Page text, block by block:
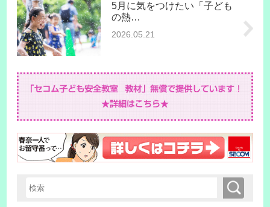
5月に気をつけたい「子ども
の熱…
2026.05.21
検索キーワード入力 検索